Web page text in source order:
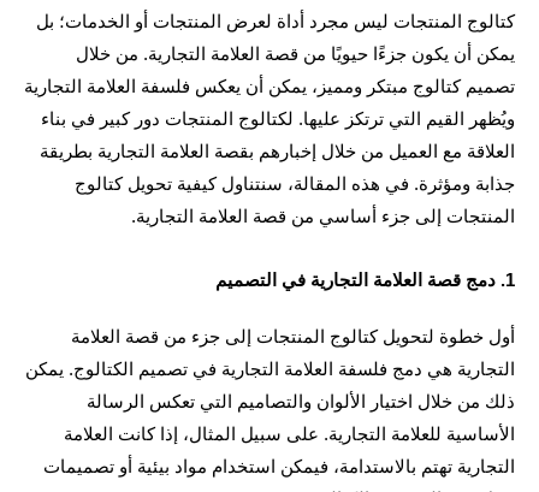
كتالوج المنتجات ليس مجرد أداة لعرض المنتجات أو الخدمات؛ بل
يمكن أن يكون جزءًا حيويًا من قصة العلامة التجارية. من خلال
تصميم كتالوج مبتكر ومميز، يمكن أن يعكس فلسفة العلامة التجارية
ويُظهر القيم التي ترتكز عليها. لكتالوج المنتجات دور كبير في بناء
العلاقة مع العميل من خلال إخبارهم بقصة العلامة التجارية بطريقة
جذابة ومؤثرة. في هذه المقالة، سنتناول كيفية تحويل كتالوج
إلى جزء أساسي من قصة العلامة التجارية.
التجارية هي دمج فلسفة العلامة التجارية في تصميم الكتالوج. يمكن
ذلك من خلال اختيار الألوان والتصاميم التي تعكس الرسالة
التجارية تهتم بالاستدامة، فيمكن استخدام مواد بيئية أو تصميمات